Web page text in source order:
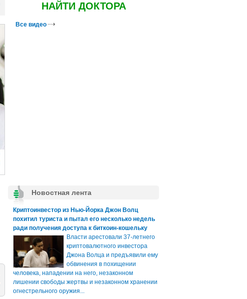
НАЙТИ ДОКТОРА
Все видео
Новостная лента
Криптоинвестор из Нью-Йорка Джон Волц
похитил туриста и пытал его несколько недель
ради получения доступа к биткоин-кошельку
Власти арестовали 37-летнего
криптовалютного инвестора
Джона Волца и предъявили ему
обвинения в похищении
человека, нападении на него, незаконном
лишении свободы жертвы и незаконном хранении
огнестрельного оружия...